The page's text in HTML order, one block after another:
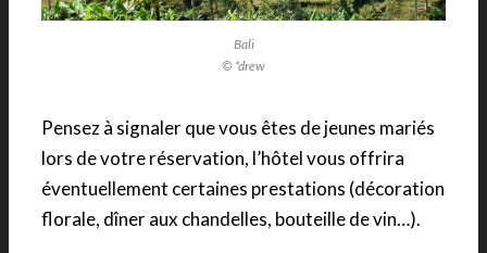
Bali
© *drew
Pensez à signaler que vous êtes de jeunes mariés
lors de votre réservation, l’hôtel vous offrira
éventuellement certaines prestations (décoration
florale, dîner aux chandelles, bouteille de vin…).